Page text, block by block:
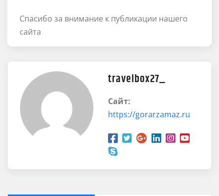
Спасибо за внимание к публикации нашего
сайта
travelbox27_
Сайт:
https://gorarzamaz.ru